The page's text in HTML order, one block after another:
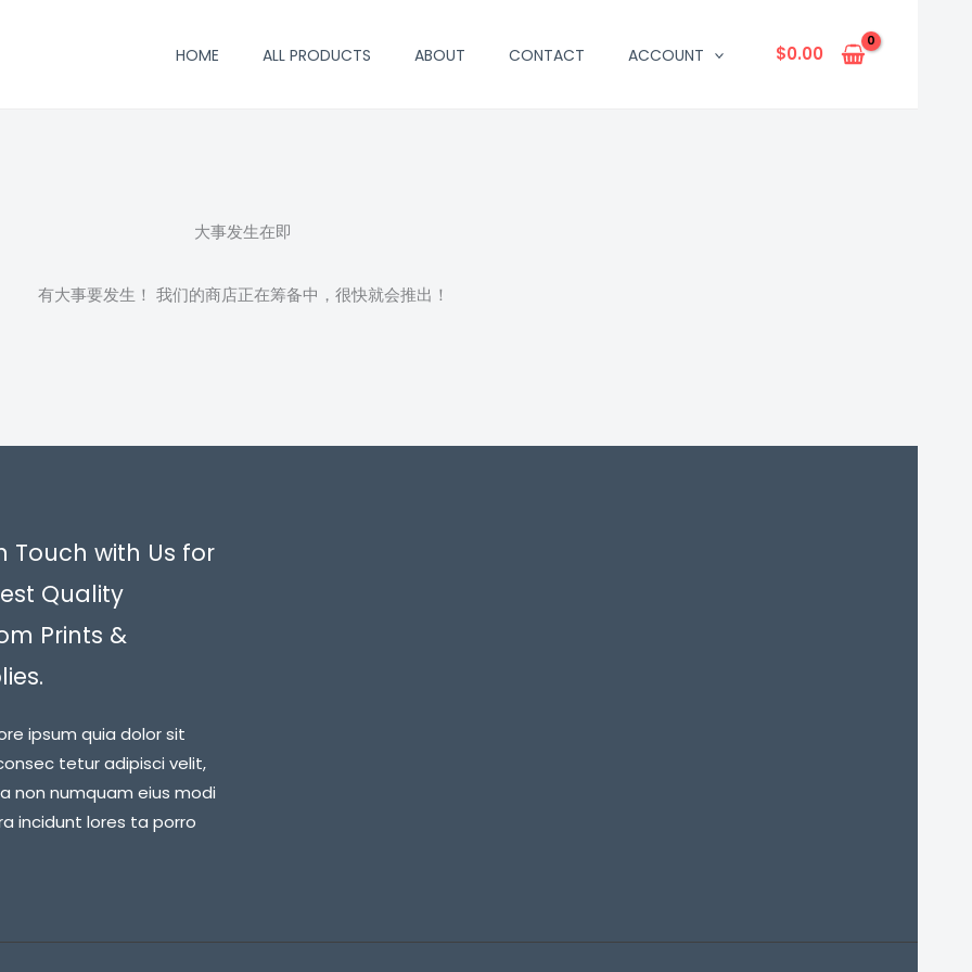
HOME ALL PRODUCTS ABOUT CONTACT ACCOUNT $0.00
大事发生在即
有大事要发生！ 我们的商店正在筹备中，很快就会推出！
Touch with Us for
Quality
Prints &
ipsum quia dolor sit
tetur adipisci velit,
non numquam eius modi
incidunt lores ta porro